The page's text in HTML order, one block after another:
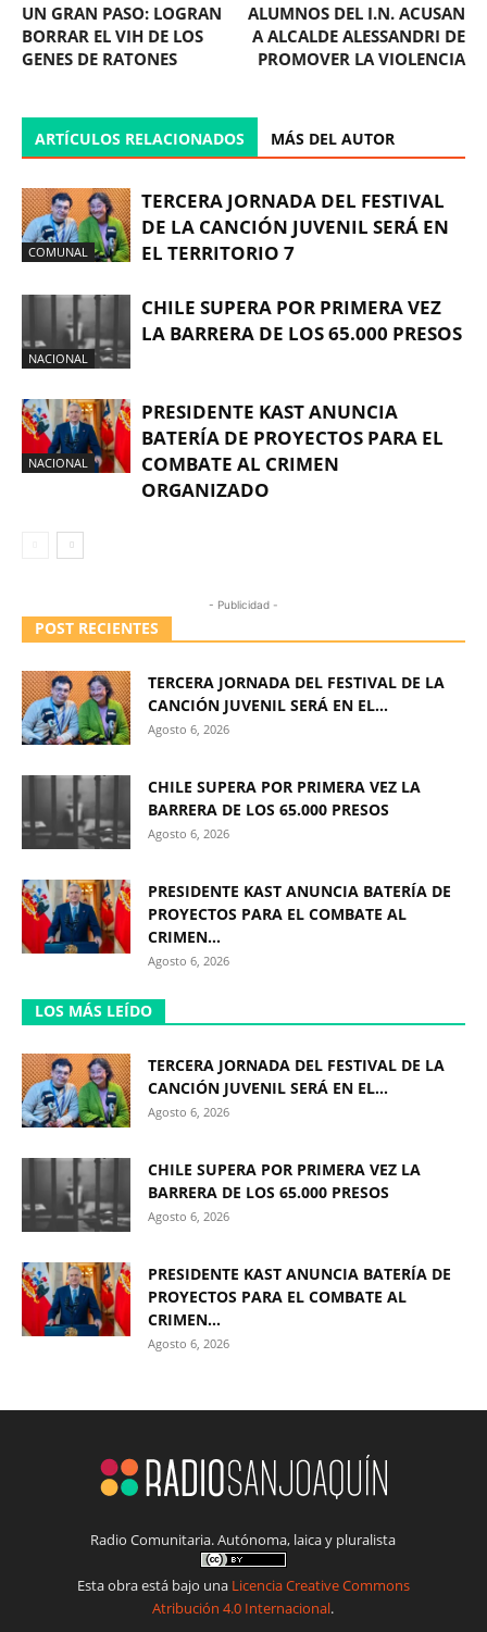
UN GRAN PASO: LOGRAN
BORRAR EL VIH DE LOS
GENES DE RATONES
ALUMNOS DEL I.N. ACUSAN
A ALCALDE ALESSANDRI DE
PROMOVER LA VIOLENCIA
ARTÍCULOS RELACIONADOS MÁS DEL AUTOR
COMUNAL
TERCERA JORNADA DEL FESTIVAL
DE LA CANCIÓN JUVENIL SERÁ EN
EL TERRITORIO 7
NACIONAL
CHILE SUPERA POR PRIMERA VEZ
LA BARRERA DE LOS 65.000 PRESOS
NACIONAL
PRESIDENTE KAST ANUNCIA
BATERÍA DE PROYECTOS PARA EL
COMBATE AL CRIMEN
ORGANIZADO
- Publicidad -
POST RECIENTES
TERCERA JORNADA DEL FESTIVAL DE LA
CANCIÓN JUVENIL SERÁ EN EL...
Agosto 6, 2026
CHILE SUPERA POR PRIMERA VEZ LA
BARRERA DE LOS 65.000 PRESOS
Agosto 6, 2026
PRESIDENTE KAST ANUNCIA BATERÍA DE
PROYECTOS PARA EL COMBATE AL
CRIMEN...
Agosto 6, 2026
LOS MÁS LEÍDO
TERCERA JORNADA DEL FESTIVAL DE LA
CANCIÓN JUVENIL SERÁ EN EL...
Agosto 6, 2026
CHILE SUPERA POR PRIMERA VEZ LA
BARRERA DE LOS 65.000 PRESOS
Agosto 6, 2026
PRESIDENTE KAST ANUNCIA BATERÍA DE
PROYECTOS PARA EL COMBATE AL
CRIMEN...
Agosto 6, 2026
Radio Comunitaria. Autónoma, laica y pluralista
Esta obra está bajo una Licencia Creative Commons
Atribución 4.0 Internacional.